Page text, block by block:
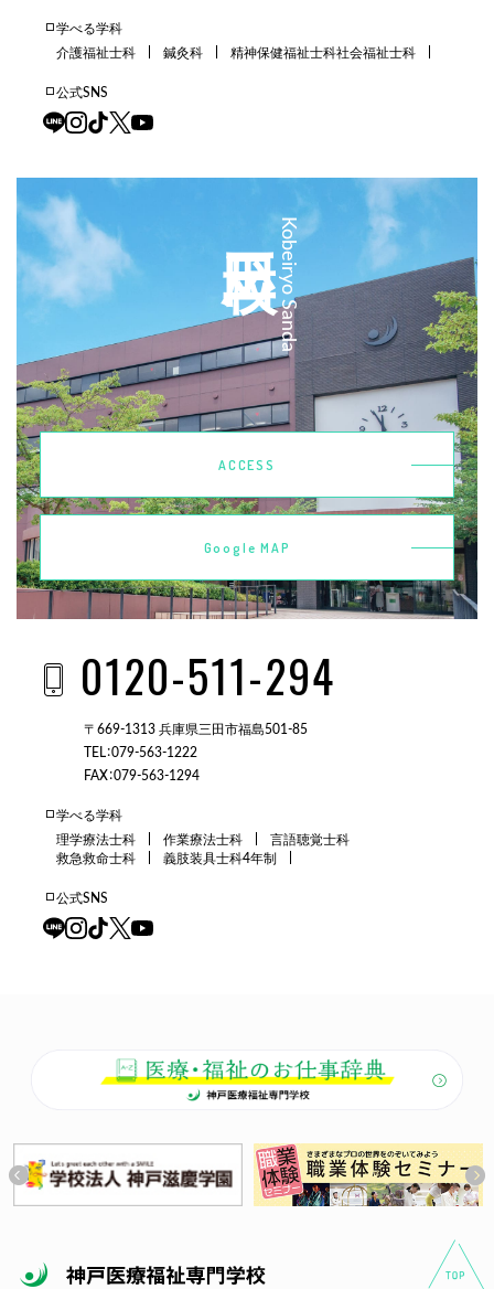
学べる学科
介護福祉士科
鍼灸科 精神保健福祉士科社会福祉士科
公式SNS
Kobeiryo Sanda
ACCESS
Google MAP
0120-511-294
〒669-1313 兵庫県三田市福島501-85
TEL：079-563-1222
FAX：079-563-1294
学べる学科
理学療法士科
作業療法士科
言語聴覚士科
救急救命士科
義肢装具士科4年制
公式SNS